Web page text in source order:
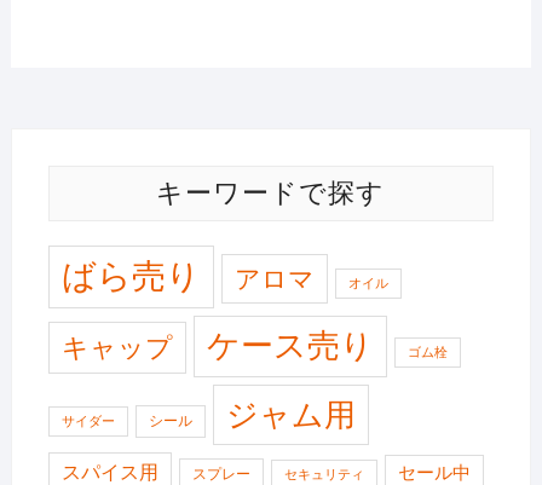
キーワードで探す
ばら売り アロマ オイル
キャップ ケース売り ゴム栓
サイダー シール ジャム用
スパイス用 スプレー セキュリティ セール中